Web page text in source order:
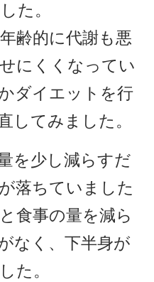
た。
齢的に代謝も悪
にくくなってい
ダイエットを行
してみました。
を少し減らすだ
落ちていました
食事の量を減ら
なく、下半身が
た。